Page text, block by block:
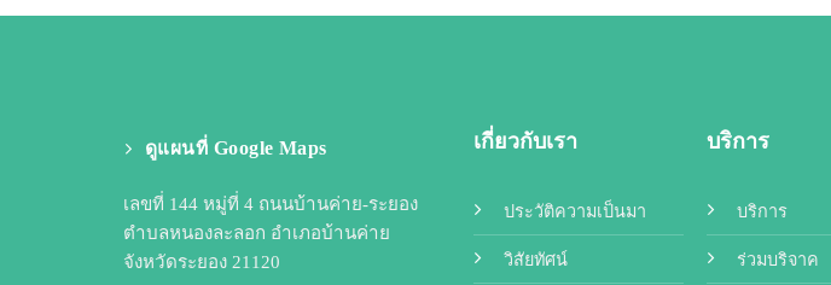
ดูแผนที่ Google Maps
เลขที่ 144 หมู่ที่ 4 ถนนบ้านค่าย-ระยอง
ตำบลหนองละลอก อำเภอบ้านค่าย
จังหวัดระยอง 21120
เกี่ยวกับเรา
ประวัติความเป็นมา
วิสัยทัศน์
บริการ
บริการ
ร่วมบริจาค